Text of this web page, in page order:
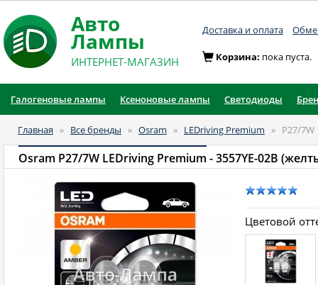
Авто
Лампы
ИНТЕРНЕТ-МАГАЗИН
Доставка и оплата
Корзина: пока пуста.
Галогеновые лампы Ксеноновые лампы Светодиоды
Главная » Все бренды » Osram » LEDriving Premium » P27/7W
Osram P27/7W LEDriving Premium - 3557YE-02B
Цветовой